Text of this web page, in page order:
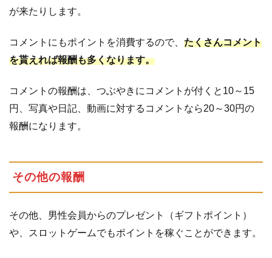
が来たりします。
コメントにもポイントを消費するので、 たくさんコメント
を貰えれば報酬も多くなります。
コメントの報酬は、つぶやきにコメントが付くと10～15
円、写真や日記、動画に対するコメントなら20～30円の
報酬になります。
その他の報酬
その他、男性会員からのプレゼント（ギフトポイント）
や、スロットゲームでもポイントを稼ぐことができます。